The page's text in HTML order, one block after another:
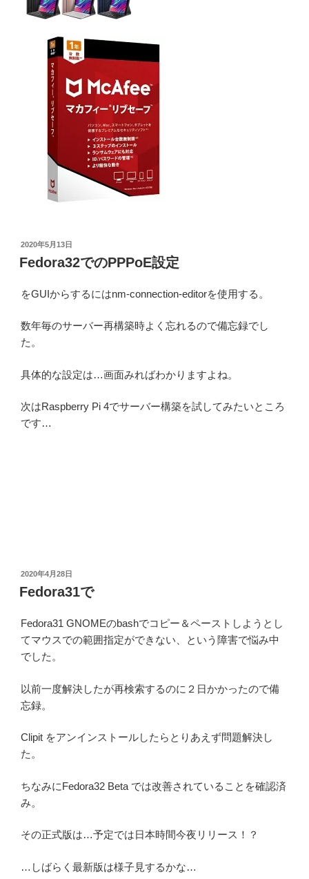
投
稿
日:
2020年5月13日
Fedora32でのPPPoE設定
をGUIからするにはnm-connection-editorを使用する。
数年毎のサーバー再構築時よく忘れるので備忘録でし
た。
具体的な設定は…画面みればわかりますよね。
次はRaspberry Pi 4でサーバー構築を試してみたいところ
です…
投
稿
日:
2020年4月28日
Fedora31で
Fedora31 GNOMEのbashでコピー＆ペーストしようとし
てマウスでの範囲指定ができない、という障害で悩み中
でした。
以前一度解決したが再検索するのに２日かかったので備
忘録。
Clipit をアンインストールしたらとりあえず問題解決し
た。
ちなみにFedora32 Beta では改善されていることを確認済
み。
その正式版は…予定では日本時間今夜リリース！？
…しばらく最新版は様子見するかな…